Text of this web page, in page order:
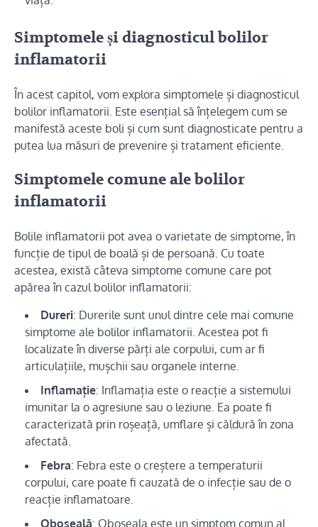
Simptomele și diagnosticul bolilor
inflamatorii
În acest capitol, vom explora simptomele și diagnosticul
bolilor inflamatorii. Este esențial să înțelegem cum se
manifestă aceste boli și cum sunt diagnosticate pentru a
putea lua măsuri de prevenire și tratament eficiente.
Simptomele comune ale bolilor
inflamatorii
Bolile inflamatorii pot avea o varietate de simptome, în
funcție de tipul de boală și de persoană. Cu toate
acestea, există câteva simptome comune care pot
apărea în cazul bolilor inflamatorii:
Dureri: Durerile sunt unul dintre cele mai comune
simptome ale bolilor inflamatorii. Acestea pot fi
localizate în diverse părți ale corpului, cum ar fi
articulațiile, mușchii sau organele interne.
Inflamație: Inflamația este o reacție a sistemului
imunitar la o agresiune sau o leziune. Ea poate fi
caracterizată prin roșeață, umflare și căldură în zona
afectată.
Febra: Febra este o creștere a temperaturii
corpului, care poate fi cauzată de o infecție sau de o
reacție inflamatoare.
Oboseală: Oboseala este un simptom comun al